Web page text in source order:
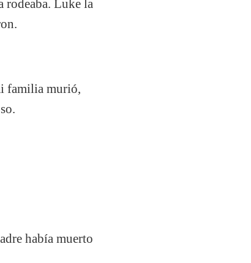
rodeaba. Luke la
familia murió,
había muerto